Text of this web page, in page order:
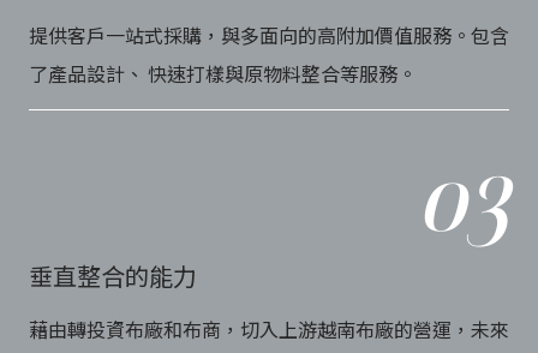
提供客戶一站式採購，與多面向的高附加價值服務。包含
了產品設計、 快速打樣與原物料整合等服務。
o3
垂直整合的能力
藉由轉投資布廠和布商，切入上游越南布廠的營運，未來